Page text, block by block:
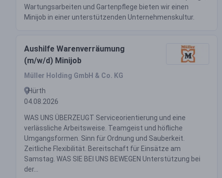
Wartungsarbeiten und Gartenpflege bieten wir einen
Minijob in einer unterstützenden Unternehmenskultur.
Aushilfe Warenverräumung
(m/w/d) Minijob
Müller Holding GmbH & Co. KG
Hürth
04.08.2026
WAS UNS ÜBERZEUGT Serviceorientierung und eine
verlässliche Arbeitsweise. Teamgeist und höfliche
Umgangsformen. Sinn für Ordnung und Sauberkeit.
Zeitliche Flexibilität. Bereitschaft für Einsätze am
Samstag. WAS SIE BEI UNS BEWEGEN Unterstützung bei
der...